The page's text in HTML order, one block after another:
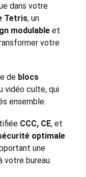
dans votre
Tetris, un
modulable et
votre
de blocs
vidéo culte, qui
ensemble.
CCC, CE, et
optimale
une
votre bureau.